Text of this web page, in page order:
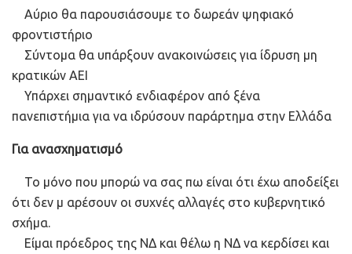
Αύριο θα παρουσιάσουμε το δωρεάν ψηφιακό
φροντιστήριο
Σύντομα θα υπάρξουν ανακοινώσεις για ίδρυση μη
κρατικών ΑΕΙ
Υπάρχει σημαντικό ενδιαφέρον από ξένα
πανεπιστήμια για να ιδρύσουν παράρτημα στην Ελλάδα
Για ανασχηματισμό
Το μόνο που μπορώ να σας πω είναι ότι έχω αποδείξει
ότι δεν μ αρέσουν οι συχνές αλλαγές στο κυβερνητικό
σχήμα.
Είμαι πρόεδρος της ΝΔ και θέλω η ΝΔ να κερδίσει και